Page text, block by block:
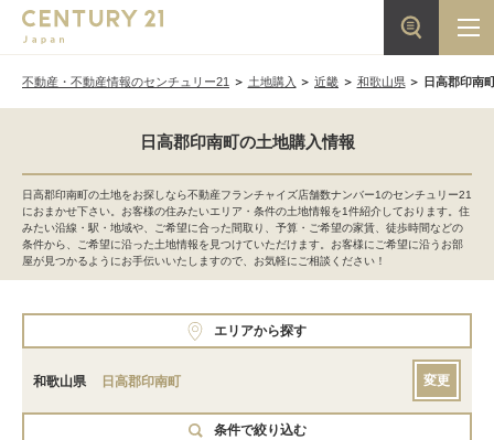
不動産・不動産情報のセンチュリー21 土地購入 近畿 和歌山県 日高郡印南
日高郡印南町の土地購入情報
日高郡印南町の土地をお探しなら不動産フランチャイズ店舗数ナンバー1のセンチュリー21
におまかせ下さい。お客様の住みたいエリア・条件の土地情報を1件紹介しております。住
みたい沿線・駅・地域や、ご希望に合った間取り、予算・ご希望の家賃、徒歩時間などの
条件から、ご希望に沿った土地情報を見つけていただけます。お客様にご希望に沿うお部
屋が見つかるようにお手伝いいたしますので、お気軽にご相談ください！
エリアから探す
和歌山県 日高郡印南町 変更
条件で絞り込む